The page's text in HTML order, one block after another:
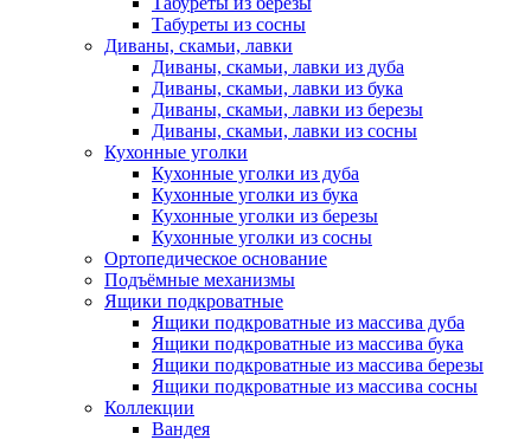
Табуреты из сосны
Диваны, скамьи, лавки
Диваны, скамьи, лавки из дуба
Диваны, скамьи, лавки из бука
Диваны, скамьи, лавки из березы
Диваны, скамьи, лавки из сосны
Кухонные уголки
Кухонные уголки из дуба
Кухонные уголки из бука
Кухонные уголки из березы
Кухонные уголки из сосны
Ортопедическое основание
Подъёмные механизмы
Ящики подкроватные
Ящики подкроватные из массива дуба
Ящики подкроватные из массива бука
Ящики подкроватные из массива березы
Ящики подкроватные из массива сосны
Коллекции
Вандея